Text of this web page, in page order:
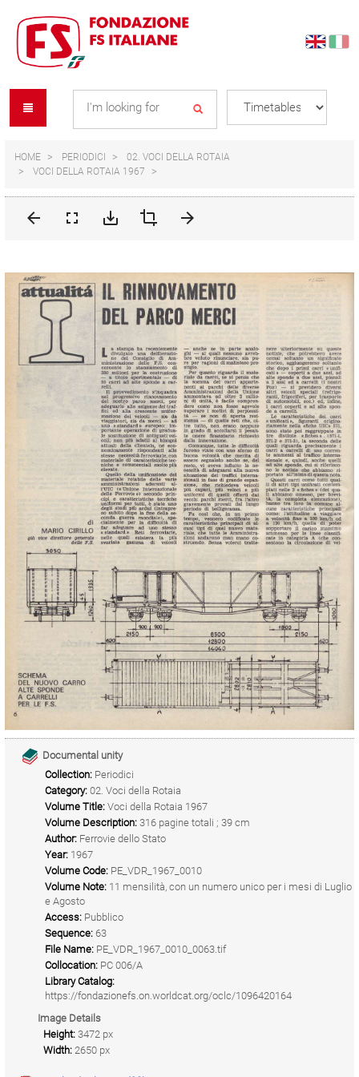
content
navigation
menu
HOME PERIODICI
02. VOCI DELLA ROTAIA
VOCI DELLA ROTAIA 1967
Documental unity
Collection: Periodici
Category: 02. Voci della Rotaia
Volume Title: Voci della Rotaia 1967
Volume Description: 316 pagine totali ; 39 cm
Author: Ferrovie dello Stato
Year: 1967
Volume Code: PE_VDR_1967_0010
Volume Note: 11 mensilità, con un numero unico per i mesi di Luglio
e Agosto
Access: Pubblico
Sequence: 63
File Name: PE_VDR_1967_0010_0063.tif
Collocation: PC 006/A
Library Catalog:
https://fondazionefs.on.worldcat.org/oclc/1096420164
Image Details
Height: 3472 px
Width: 2650 px